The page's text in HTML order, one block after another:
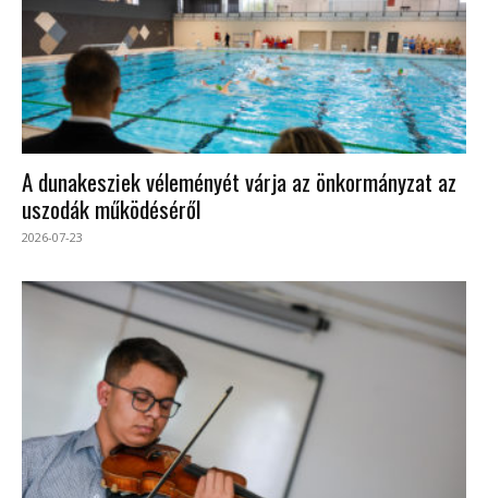
A dunakesziek véleményét várja az önkormányzat az
uszodák működéséről
2026-07-23